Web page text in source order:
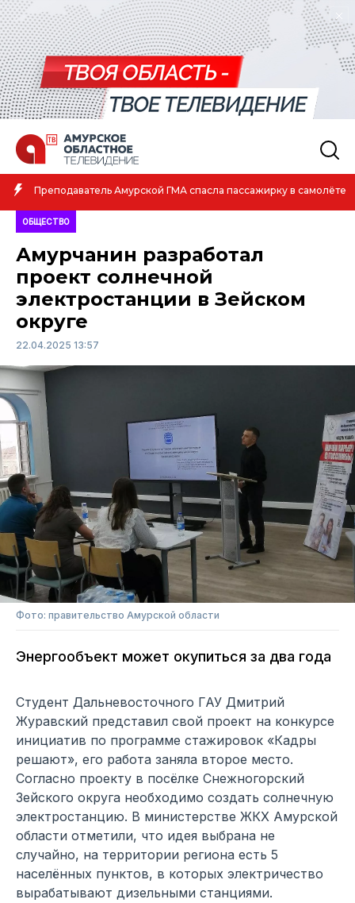
Амурская спортсменка выиграла первенство России по
атлетике
ОБЩЕСТВО
Амурчанин разработал
проект солнечной
электростанции в Зейском
округе
22.04.2025 13:57
Фото: правительство Амурской области
Энергообъект может окупиться за два года
Студент Дальневосточного ГАУ Дмитрий
Журавский представил свой проект на конкурсе
инициатив по программе стажировок «Кадры
решают», его работа заняла второе место.
Согласно проекту в посёлке Снежногорский
Зейского округа необходимо создать солнечную
электростанцию. В министерстве ЖКХ Амурской
области отметили, что идея выбрана не
случайно, на территории региона есть 5
населённых пунктов, в которых электричество
вырабатывают дизельными станциями.